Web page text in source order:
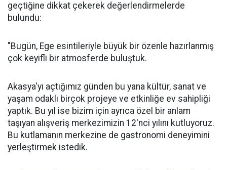
geçtiğine dikkat çekerek değerlendirmelerde
bulundu:
"Bugün, Ege esintileriyle büyük bir özenle hazırlanmış
çok keyifli bir atmosferde buluştuk.
Akasya'yı açtığımız günden bu yana kültür, sanat ve
yaşam odaklı birçok projeye ve etkinliğe ev sahipliği
yaptık. Bu yıl ise bizim için ayrıca özel bir anlam
taşıyan alışveriş merkezimizin 12'nci yılını kutluyoruz.
Bu kutlamanın merkezine de gastronomi deneyimini
yerleştirmek istedik.